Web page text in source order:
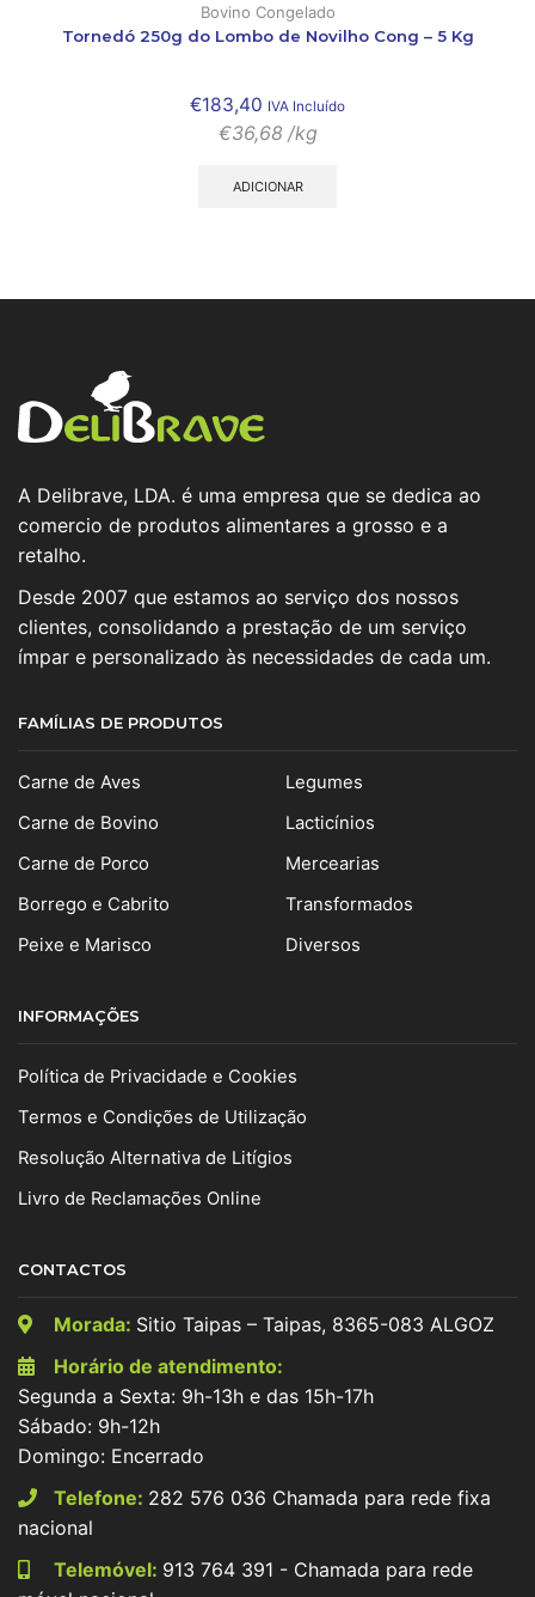
Bovino Congelado
Tornedó 250g do Lombo de Novilho Cong – 5 Kg
€183,40 IVA Incluído
€36,68 /kg
ADICIONAR
A Delibrave, LDA. é uma empresa que se dedica ao
comercio de produtos alimentares a grosso e a
retalho.
Desde 2007 que estamos ao serviço dos nossos
clientes, consolidando a prestação de um serviço
ímpar e personalizado às necessidades de cada um.
FAMÍLIAS DE PRODUTOS
Carne de Aves
Carne de Bovino
Carne de Porco
Borrego e Cabrito
Peixe e Marisco
Legumes
Lacticínios
Mercearias
Transformados
Diversos
INFORMAÇÕES
Política de Privacidade e Cookies
Termos e Condições de Utilização
Resolução Alternativa de Litígios
Livro de Reclamações Online
CONTACTOS
Morada: Sitio Taipas – Taipas, 8365-083 ALGOZ
Horário de atendimento:
Segunda a Sexta: 9h-13h e das 15h-17h
Sábado: 9h-12h
Domingo: Encerrado
Telefone: 282 576 036 Chamada para rede fixa
nacional
Telemóvel: 913 764 391 - Chamada para rede